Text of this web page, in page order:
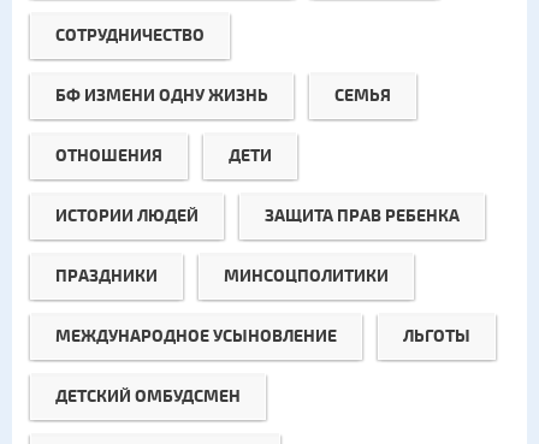
СОТРУДНИЧЕСТВО
БФ ИЗМЕНИ ОДНУ ЖИЗНЬ СЕМЬЯ
ОТНОШЕНИЯ ДЕТИ
ИСТОРИИ ЛЮДЕЙ ЗАЩИТА ПРАВ РЕБЕНКА
ПРАЗДНИКИ МИНСОЦПОЛИТИКИ
МЕЖДУНАРОДНОЕ УСЫНОВЛЕНИЕ ЛЬГОТЫ
ДЕТСКИЙ ОМБУДСМЕН